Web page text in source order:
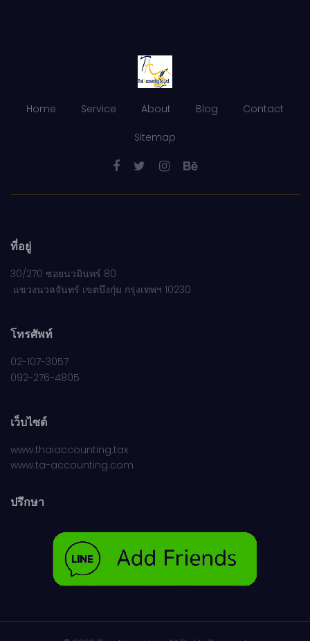
Home Service About Blog Contact
Sitemap
ที่อยู่
30/270 ซอยนวมินทร์ 80
แขวงนวลจันทร์ เขตบึงกุ่ม กรุงเทพฯ 10230
โทรศัพท์
02-107-3057
092-276-4805
เว็บไซต์
www.thaiaccounting.tax
www.ta-accounting.com
ปรึกษา